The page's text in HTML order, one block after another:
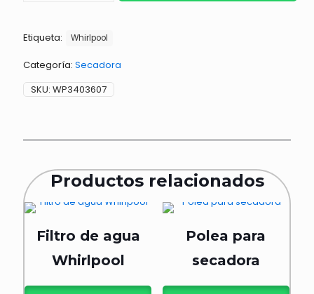
Etiqueta: Whirlpool
Categoría: Secadora
SKU: WP3403607
Productos relacionados
Filtro de agua
Whirlpool
Polea para
secadora